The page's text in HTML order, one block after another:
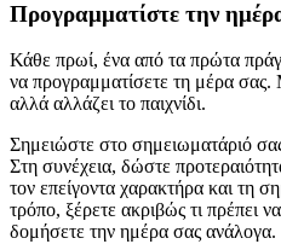
Προγραμματίστε την
Κάθε πρωί, ένα από τα πρώτα
να προγραμματίσετε τη μέρα σας.
αλλά αλλάζει το παιχνίδι.
Σημειώστε στο σημειωματάριό
Στη συνέχεια, δώστε
τον επείγοντα χαρακτήρα και τη
τρόπο, ξέρετε ακριβώς τι πρέπει
δομήσετε την ημέρα σας ανάλογα.